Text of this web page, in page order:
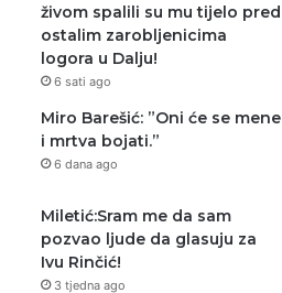
živom spalili su mu tijelo pred
ostalim zarobljenicima
logora u Dalju!
6 sati ago
Miro Barešić: ”Oni će se mene
i mrtva bojati.”
6 dana ago
Miletić:Sram me da sam
pozvao ljude da glasuju za
Ivu Rinčić!
3 tjedna ago